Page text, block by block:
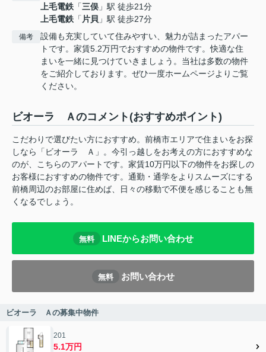
上毛電鉄 「三俣 」駅 徒歩21分
上毛電鉄 「片貝 」駅 徒歩27分
備考
設備も充実していて住みやすい、魅力が詰まったアパー
トです。家賃5.2万円でおすすめの物件です。快適な住
まいを一緒に見つけていきましょう。当社は多数の物件
をご紹介しております。ぜひ一度ホームページよりご覧
ください。
ビオーラ Ａのコメント(おすすめポイント)
こだわりで選びたい方におすすめ。前橋市エリアで住まいをお探
しなら「ビオーラ Ａ」。今引っ越しをお考えの方におすすめな
のが、こちらのアパートです。家賃10万円以下の物件をお探しの
お客様におすすめの物件です。通勤・通学をよりスムーズにする
前橋周辺のお部屋に住めば、日々の移動で不便を感じることも無
くなるでしょう。
無料 LINEからお問い合わせ
無料 お問い合わせ
ビオーラ Ａの募集中物件
201
5.1万円